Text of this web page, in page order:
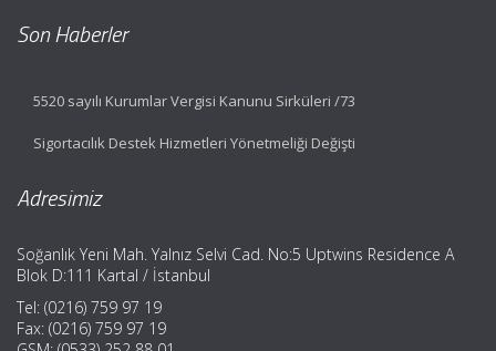
Son Haberler
5520 sayılı Kurumlar Vergisi Kanunu Sirküleri /73
Sigortacılık Destek Hizmetleri Yönetmeliği Değişti
Adresimiz
Soğanlık Yeni Mah. Yalnız Selvi Cad. No:5 Uptwins Residence A
Blok D:111 Kartal / İstanbul
Tel: (0216) 759 97 19
Fax: (0216) 759 97 19